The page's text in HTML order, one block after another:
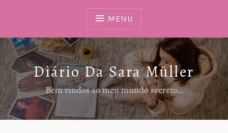
MENU
Diário Da Sara Müller
Bem vindos ao meu mundo secreto…